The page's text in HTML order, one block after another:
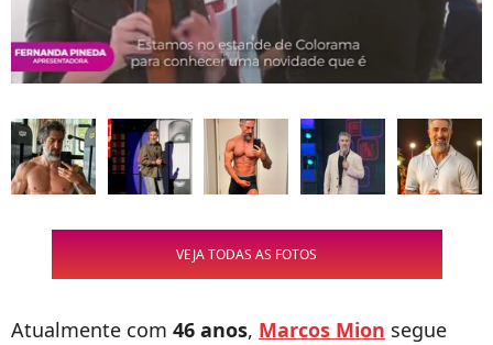
VEJA TODAS AS FOTOS
Atualmente com 46 anos, Marcos Mion segue